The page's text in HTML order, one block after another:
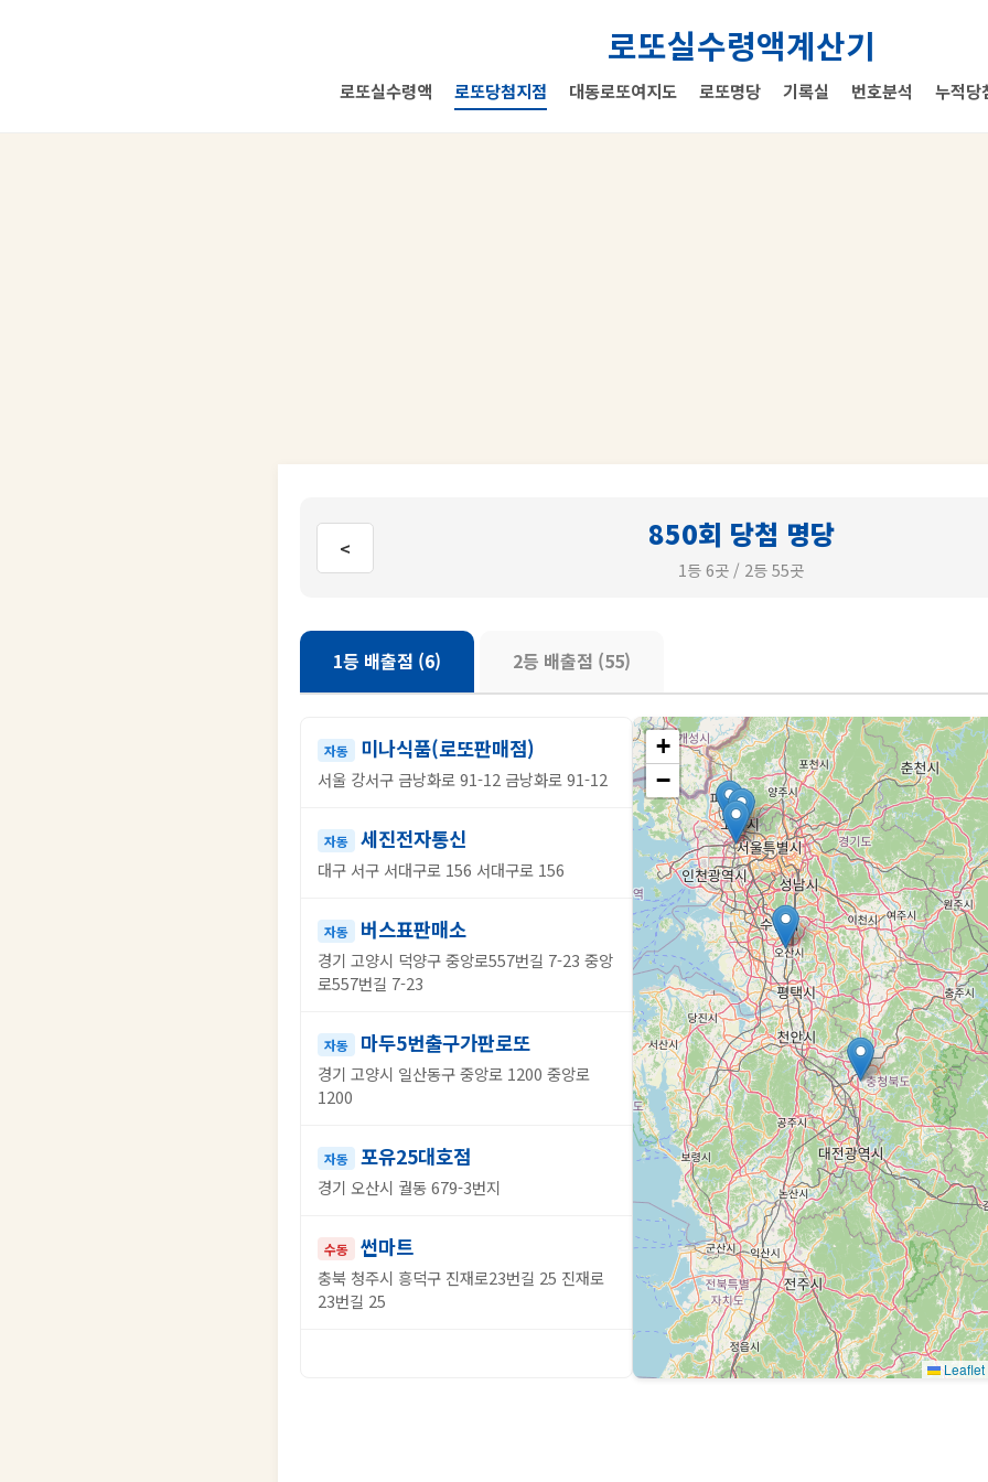
로또실수령액계산기
로또실수령액 로또당첨지점 대동로또여지도 로또명당 기록실 번호분석 누적당
< 850회 당첨 명당
1등 6곳 / 2등 55곳
1등 배출점 (6) 2등 배출점 (55)
자동 미나식품(로또판매점)
서울 강서구 금낭화로 91-12 금낭화로 91-12
자동 세진전자통신
대구 서구 서대구로 156 서대구로 156
자동 버스표판매소
경기 고양시 덕양구 중앙로557번길 7-23 중앙
로557번길 7-23
자동 마두5번출구가판로또
경기 고양시 일산동구 중앙로 1200 중앙로
1200
자동 포유25대호점
경기 오산시 궐동 679-3번지
수동 썬마트
충북 청주시 흥덕구 진재로23번길 25 진재로
23번길 25
+
−
Leaflet